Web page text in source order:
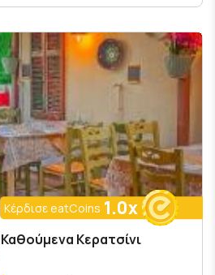
Κέρδισε eatCoins 1.0x
Κερατσίνι